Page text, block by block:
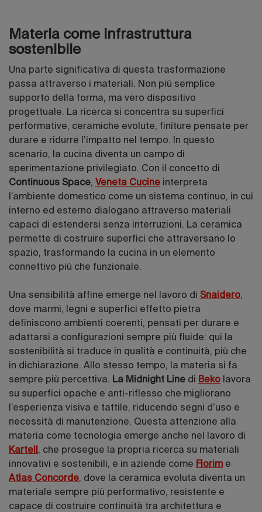
Materia come infrastruttura
sostenibile
Una parte significativa di questa trasformazione
passa attraverso i materiali. Non più semplice
supporto della forma, ma vero dispositivo
progettuale. La ricerca si concentra su superfici
performative, ceramiche evolute, finiture pensate per
durare e ridurre l’impatto nel tempo. In questo
scenario, la cucina diventa un campo di
sperimentazione privilegiato. Con il concetto di
Continuous Space, Veneta Cucine interpreta
l’ambiente domestico come un sistema continuo, in cui
interno ed esterno dialogano attraverso materiali
capaci di estendersi senza interruzioni. La ceramica
permette di costruire superfici che attraversano lo
spazio, trasformando la cucina in un elemento
connettivo più che funzionale.
Una sensibilità affine emerge nel lavoro di Snaidero,
dove marmi, legni e superfici effetto pietra
definiscono ambienti coerenti, pensati per durare e
adattarsi a configurazioni sempre più fluide: qui la
sostenibilità si traduce in qualità e continuità, più che
in dichiarazione. Allo stesso tempo, la materia si fa
sempre più percettiva. La Midnight Line di Beko lavora
su superfici opache e anti-riflesso che migliorano
l’esperienza visiva e tattile, riducendo segni d’uso e
necessità di manutenzione. Questa attenzione alla
materia come tecnologia emerge anche nel lavoro di
Kartell , che prosegue la propria ricerca su materiali
innovativi e sostenibili, e in aziende come Florim e
Atlas Concorde, dove la ceramica evoluta diventa un
materiale sempre più performativo, resistente e
capace di costruire continuità tra architettura e